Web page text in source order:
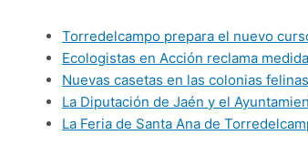
Torredelcampo prepara el nuevo
Ecologistas en Acción reclama
Nuevas casetas en las colonias
La Diputación de Jaén y el
La Feria de Santa Ana de